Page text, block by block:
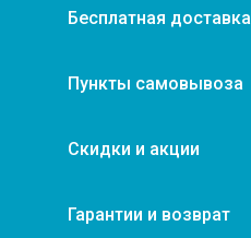
Бесплатная доставка
Пункты самовывоза
Скидки и акции
Гарантии и возврат